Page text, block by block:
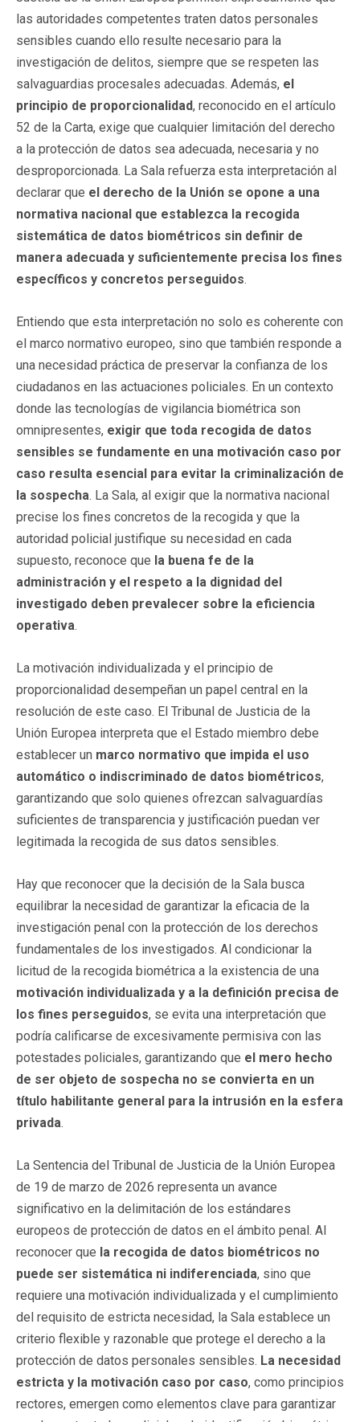
las autoridades competentes traten datos personales
sensibles cuando ello resulte necesario para la
investigación de delitos, siempre que se respeten las
salvaguardias procesales adecuadas. Además, el
principio de proporcionalidad, reconocido en el artículo
52 de la Carta, exige que cualquier limitación del derecho
a la protección de datos sea adecuada, necesaria y no
desproporcionada. La Sala refuerza esta interpretación al
declarar que el derecho de la Unión se opone a una
normativa nacional que establezca la recogida
sistemática de datos biométricos sin definir de
manera adecuada y suficientemente precisa los fines
específicos y concretos perseguidos.
Entiendo que esta interpretación no solo es coherente con
el marco normativo europeo, sino que también responde a
una necesidad práctica de preservar la confianza de los
ciudadanos en las actuaciones policiales. En un contexto
donde las tecnologías de vigilancia biométrica son
omnipresentes, exigir que toda recogida de datos
sensibles se fundamente en una motivación caso por
caso resulta esencial para evitar la criminalización de
la sospecha. La Sala, al exigir que la normativa nacional
precise los fines concretos de la recogida y que la
autoridad policial justifique su necesidad en cada
supuesto, reconoce que la buena fe de la
administración y el respeto a la dignidad del
investigado deben prevalecer sobre la eficiencia
operativa.
La motivación individualizada y el principio de
proporcionalidad desempeñan un papel central en la
resolución de este caso. El Tribunal de Justicia de la
Unión Europea interpreta que el Estado miembro debe
establecer un marco normativo que impida el uso
automático o indiscriminado de datos biométricos,
garantizando que solo quienes ofrezcan salvaguardías
suficientes de transparencia y justificación puedan ver
legitimada la recogida de sus datos sensibles.
Hay que reconocer que la decisión de la Sala busca
equilibrar la necesidad de garantizar la eficacia de la
investigación penal con la protección de los derechos
fundamentales de los investigados. Al condicionar la
licitud de la recogida biométrica a la existencia de una
motivación individualizada y a la definición precisa de
los fines perseguidos, se evita una interpretación que
podría calificarse de excesivamente permisiva con las
potestades policiales, garantizando que el mero hecho
de ser objeto de sospecha no se convierta en un
título habilitante general para la intrusión en la esfera
privada.
La Sentencia del Tribunal de Justicia de la Unión Europea
de 19 de marzo de 2026 representa un avance
significativo en la delimitación de los estándares
europeos de protección de datos en el ámbito penal. Al
reconocer que la recogida de datos biométricos no
puede ser sistemática ni indiferenciada, sino que
requiere una motivación individualizada y el cumplimiento
del requisito de estricta necesidad, la Sala establece un
criterio flexible y razonable que protege el derecho a la
protección de datos personales sensibles. La necesidad
estricta y la motivación caso por caso, como principios
rectores, emergen como elementos clave para garantizar